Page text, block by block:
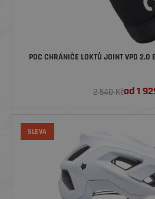
POC CHRÁNIČE LOKTŮ JOINT VPD
2 540 Kčod1
SLEVA